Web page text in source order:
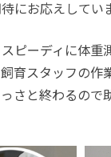
にお応えしてい
ピーディに体重
育スタッフの
さと終わるので